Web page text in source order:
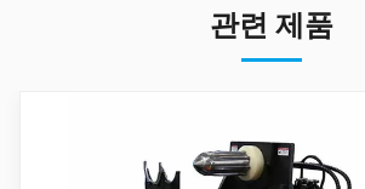
관련 제품